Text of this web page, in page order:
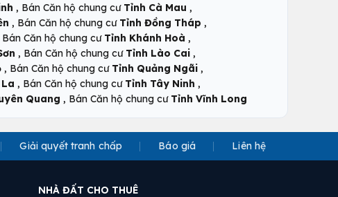
, Bán Căn hộ chung cư Tỉnh Cà Mau ,
, Bán Căn hộ chung cư Tỉnh Đồng Tháp ,
Bán Căn hộ chung cư Tỉnh Khánh Hoà ,
, Bán Căn hộ chung cư Tỉnh Lào Cai ,
, Bán Căn hộ chung cư Tỉnh Quảng Ngãi ,
, Bán Căn hộ chung cư Tỉnh Tây Ninh ,
Quang , Bán Căn hộ chung cư Tỉnh Vĩnh Long
Giải quyết tranh chấp Báo giá Liên hệ
NHÀ ĐẤT CHO THUÊ